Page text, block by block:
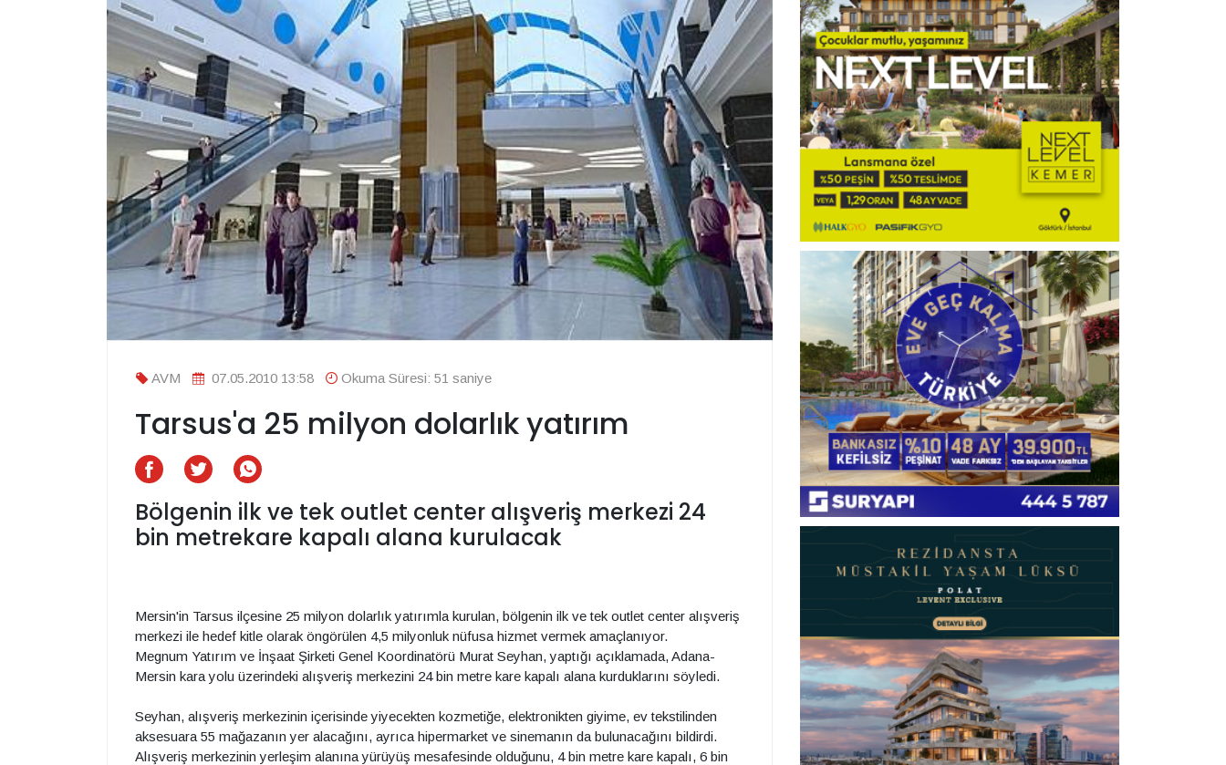
AVM 07.05.2010 13:58 Okuma Süresi: 51 saniye
Tarsus'a 25 milyon dolarlık yatırım
Bölgenin ilk ve tek outlet center alışveriş merkezi 24
bin metrekare kapalı alana kurulacak
Mersin'in Tarsus ilçesine 25 milyon dolarlık yatırımla kurulan, bölgenin ilk ve tek outlet center alışveriş
merkezi ile hedef kitle olarak öngörülen 4,5 milyonluk nüfusa hizmet vermek amaçlanıyor.
Megnum Yatırım ve İnşaat Şirketi Genel Koordinatörü Murat Seyhan, yaptığı açıklamada, Adana-
Mersin kara yolu üzerindeki alışveriş merkezini 24 bin metre kare kapalı alana kurduklarını söyledi.
Seyhan, alışveriş merkezinin içerisinde yiyecekten kozmetiğe, elektronikten giyime, ev tekstilinden
aksesuara 55 mağazanın yer alacağını, ayrıca hipermarket ve sinemanın da bulunacağını bildirdi.
Alışveriş merkezinin yerleşim alanına yürüyüş mesafesinde olduğunu, 4 bin metre kare kapalı, 6 bin